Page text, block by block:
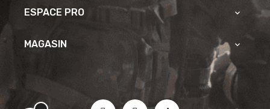
ESPACE PRO 
MAGASIN 